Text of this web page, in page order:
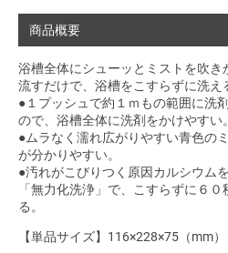
商品概要
浴槽全体にシューッとミストを吹
流すだけで、浴槽をこすらずに洗え
●１プッシュで約１ｍもの範囲に洗
ので、浴槽全体に洗剤をかけやすい。
●ムラなく濡れ広がりやすい青色の
が分かりやすい。
●汚れがこびりつく原因カルシウム
「無力化洗浄」で、こすらずに６
る。
【単品サイズ】116×228×75（mm